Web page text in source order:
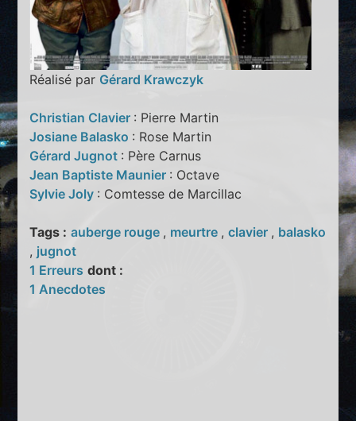
Réalisé par Gérard Krawczyk
Christian Clavier : Pierre Martin
Josiane Balasko : Rose Martin
Gérard Jugnot : Père Carnus
Jean Baptiste Maunier : Octave
Sylvie Joly : Comtesse de Marcillac
Tags : auberge rouge , meurtre ,clavier , balasko
, jugnot
1 Erreurs dont :
1 Anecdotes